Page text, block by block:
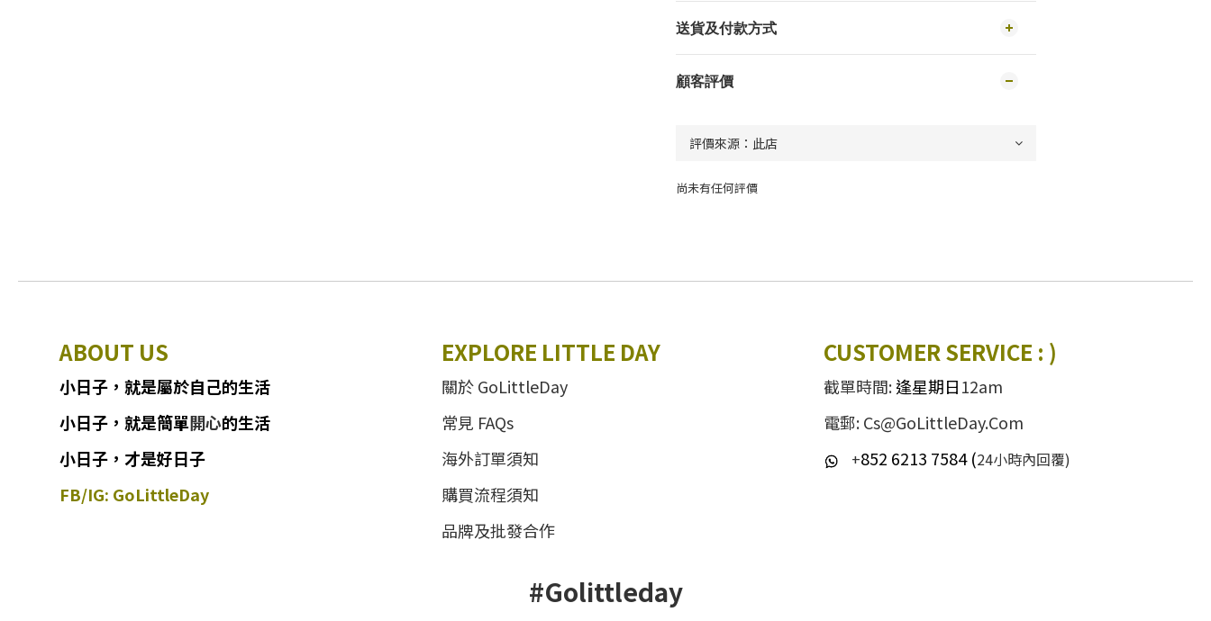
送貨及付款方式
顧客評價
尚未有任何評價
ABOUT US
小日子 ， 就是屬於自己的生活
小日子 ， 就是簡單開心的生活
小日子，才是好日子
FB/IG: GoLittleDay
EXPLORE LITTLE DAY
關於 GoLittleDay
常見 FAQs
海外訂單須知
購買流程須知
品牌及批發合作
CUSTOMER SERVICE : )
截單時間:逢星期日12am
電郵: Cs@GoLittleDay.Com
+852 6213 7584 (24小時內回覆)
#Golittleday